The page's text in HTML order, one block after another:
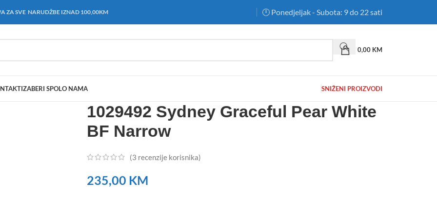
ZA SVE NARUDŽBE IZNAD 100,00KM 🕛 Ponedjeljak - Subota: 9 do 22 sati
0,00 KM
IZABERI SPOLO NAMA SNIŽENI PROIZVODI
1029492 Sydney Graceful Pear White
BF Narrow
(3 recenzije korisnika)
235,00 KM